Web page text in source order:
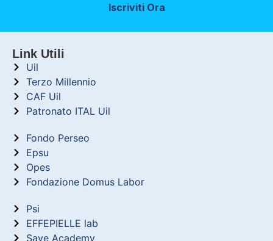
Iscriviti Ora
Link Utili
Uil
Terzo Millennio
CAF Uil
Patronato ITAL Uil
Fondo Perseo
Epsu
Opes
Fondazione Domus Labor
Psi
EFFEPIELLE lab
Save Academy